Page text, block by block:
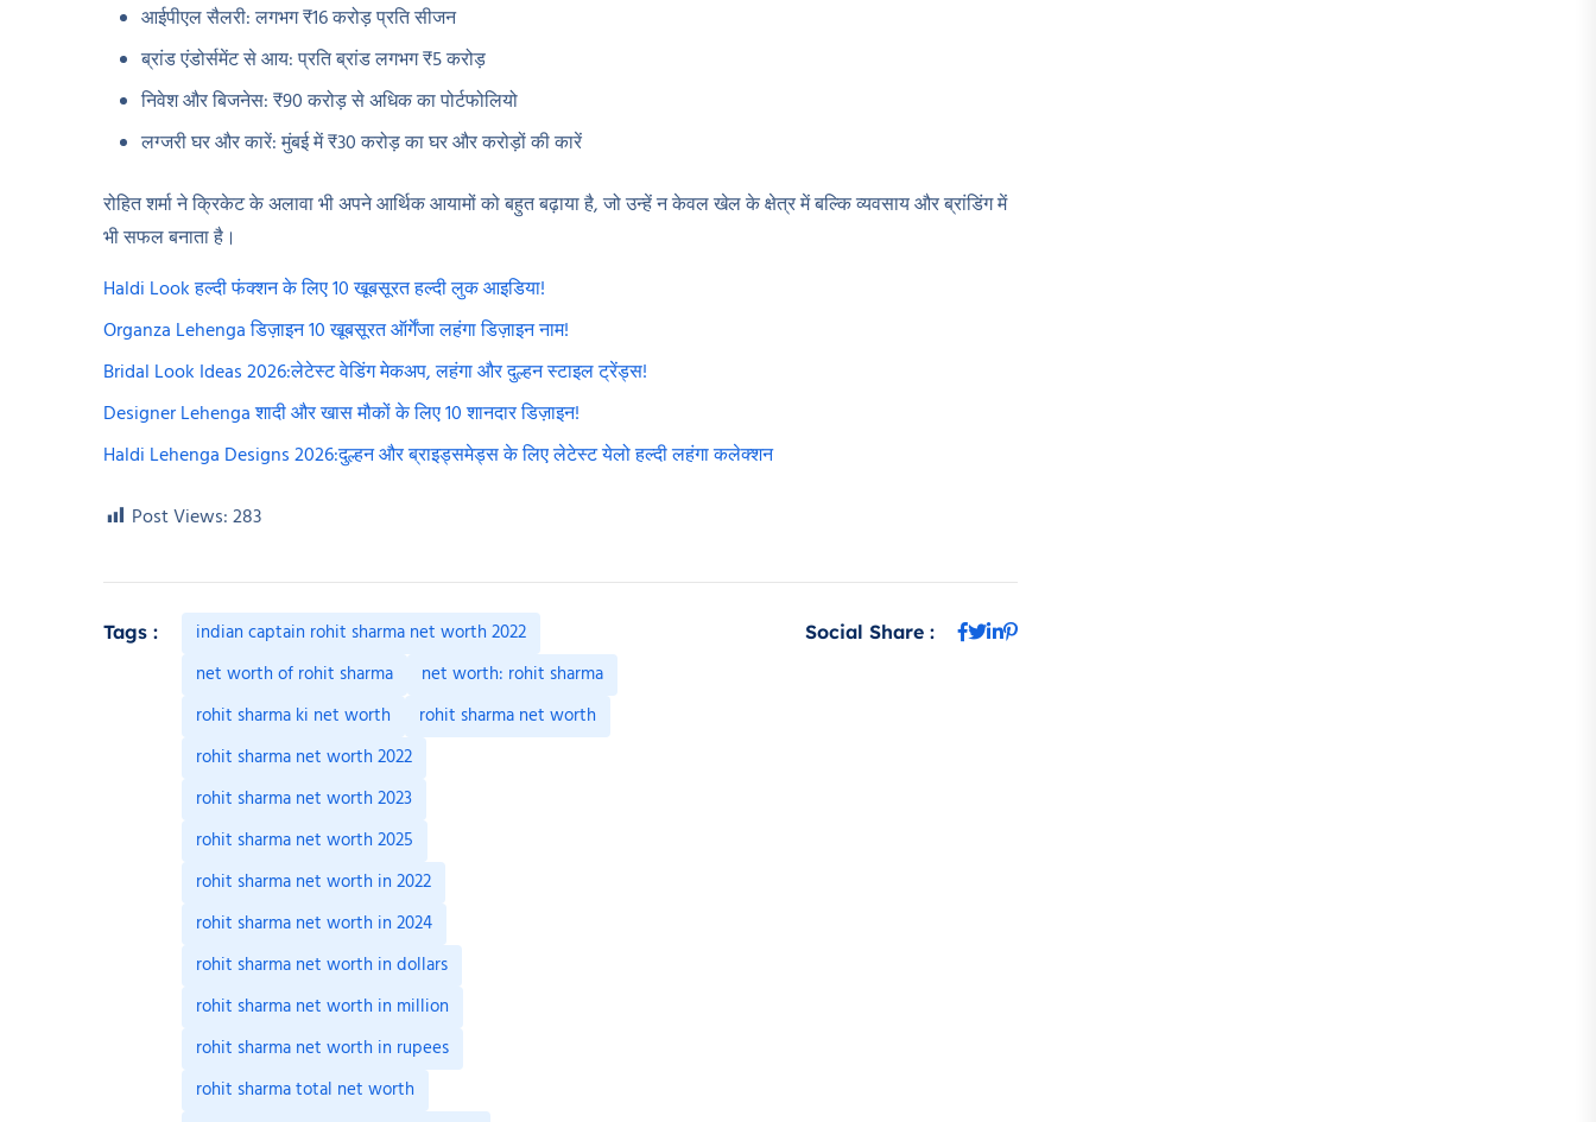
आईपीएल सैलरी: लगभग ₹16 करोड़ प्रति सीजन
ब्रांड एंडोर्समेंट से आय: प्रति ब्रांड लगभग ₹5 करोड़
निवेश और बिजनेस: ₹90 करोड़ से अधिक का पोर्टफोलियो
लग्जरी घर और कारें: मुंबई में ₹30 करोड़ का घर और करोड़ों की कारें
रोहित शर्मा ने क्रिकेट के अलावा भी अपने आर्थिक आयामों को बहुत बढ़ाया है, जो उन्हें न केवल खेल के क्षेत्र में बल्कि व्यवसाय और ब्रांडिंग में
भी सफल बनाता है।
Haldi Look हल्दी फंक्शन के लिए 10 खूबसूरत हल्दी लुक आइडिया!
Organza Lehenga डिज़ाइन 10 खूबसूरत ऑर्गेंजा लहंगा डिज़ाइन नाम!
Bridal Look Ideas 2026:लेटेस्ट वेडिंग मेकअप, लहंगा और दुल्हन स्टाइल ट्रेंड्स!
Designer Lehenga शादी और खास मौकों के लिए 10 शानदार डिज़ाइन!
Haldi Lehenga Designs 2026:दुल्हन और ब्राइड्समेड्स के लिए लेटेस्ट येलो हल्दी लहंगा कलेक्शन
Post Views:283
Tags :
indian captain rohit sharma net worth 2022
net worth of rohit sharma
net worth: rohit sharma
rohit sharma ki net worth
rohit sharma net worth
rohit sharma net worth 2022
rohit sharma net worth 2023
rohit sharma net worth 2025
rohit sharma net worth in 2022
rohit sharma net worth in 2024
rohit sharma net worth in dollars
rohit sharma net worth in million
rohit sharma net worth in rupees
rohit sharma total net worth
Social Share :